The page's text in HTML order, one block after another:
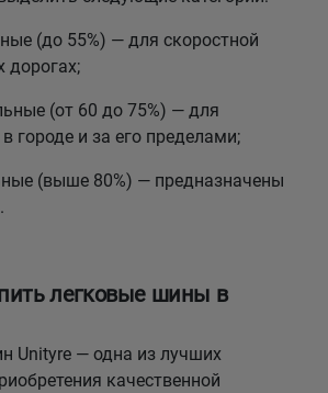
(до 55%) — для скоростной
дорогах;
(от 60 до 75%) — для
городе и за его пределами;
(выше 80%) — предназначены
легковые шины в
Unityre — одна из лучших
качественной